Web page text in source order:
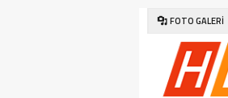
FOTO GALERİ